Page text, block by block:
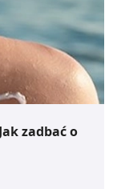
zadbać o